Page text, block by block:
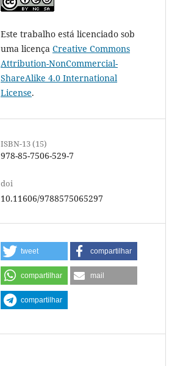
Este trabalho está licenciado sob
uma licença Creative Commons
Attribution-NonCommercial-
ShareAlike 4.0 International
License.
ISBN-13 (15)
978-85-7506-529-7
doi
10.11606/9788575065297
tweet compartilhar
compartilhar mail
compartilhar